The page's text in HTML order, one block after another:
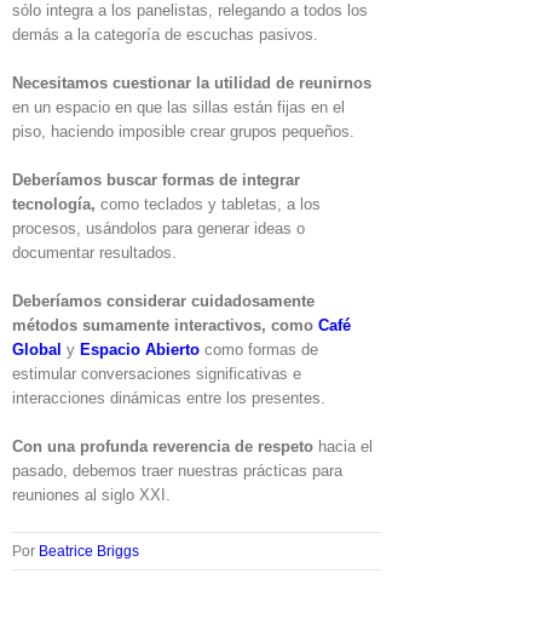
sólo integra a los panelistas, relegando a todos los
demás a la categoría de escuchas pasivos.
Necesitamos cuestionar la utilidad de reunirnos
en un espacio en que las sillas están fijas en el
piso, haciendo imposible crear grupos pequeños.
Deberíamos buscar formas de integrar
tecnología, como teclados y tabletas, a los
procesos, usándolos para generar ideas o
documentar resultados.
Deberíamos considerar cuidadosamente
métodos sumamente interactivos, como Café
Global y Espacio Abierto como formas de
estimular conversaciones significativas e
interacciones dinámicas entre los presentes.
Con una profunda reverencia de respeto hacia el
pasado, debemos traer nuestras prácticas para
reuniones al siglo XXI.
Por Beatrice Briggs